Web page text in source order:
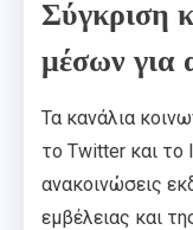
Σύγκριση
μέσων για
Τα κανάλια
το Twitter και το
ανακοινώσεις
εμβέλειας και